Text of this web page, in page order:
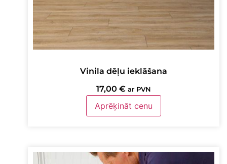
Vinila dēļu ieklāšana
17,00 € ar PVN
Aprēķināt cenu